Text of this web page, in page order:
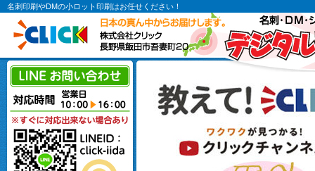
名刺印刷やDMの小ロット印刷はお任せください！